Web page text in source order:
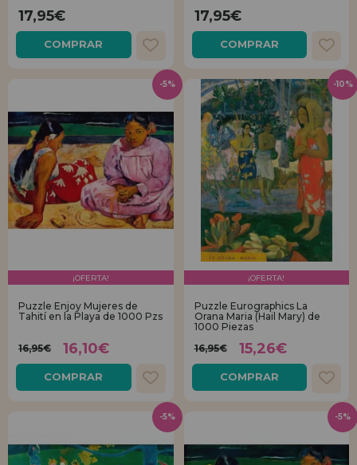
REGISTRO DISTRIBUIDOR
17,95€
COMPRAR
17,95€
COMPRAR
¡OFERTA!
Puzzle Enjoy Mujeres de
Tahití en la Playa de 1000 Pzs
16,95€ 16,10€
COMPRAR
-5%
¡OFERTA!
Puzzle Eurographics La
Orana Maria (Hail Mary) de
1000 Piezas
16,95€
15,26€
COMPRAR
-10%
-5% -5%